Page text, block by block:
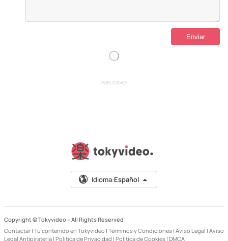
PUBLICIDAD
Idioma:Español
Copyright © Tokyvideo – All Rights Reserved
Contactar | Tu contenido en Tokyvideo | Términos y Condiciones | Aviso Legal | Aviso
Legal Antipiratería | Política de Privacidad | Política de Cookies | DMCA